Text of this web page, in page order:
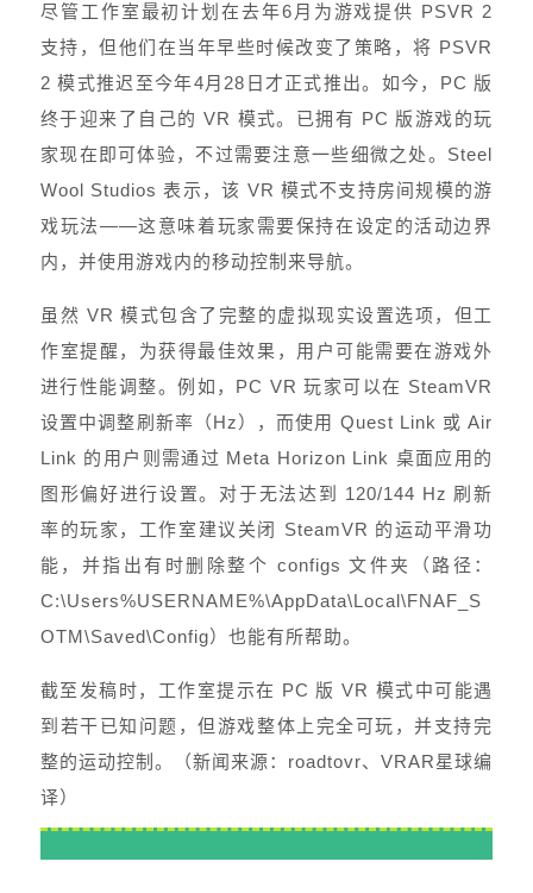
尽管工作室最初计划在去年6月为游戏提供 PSVR 2
支持，但他们在当年早些时候改变了策略，将 PSVR
2 模式推迟至今年4月28日才正式推出。如今，PC 版
终于迎来了自己的 VR 模式。已拥有 PC 版游戏的玩
家现在即可体验，不过需要注意一些细微之处。Steel
Wool Studios 表示，该 VR 模式不支持房间规模的游
戏玩法——这意味着玩家需要保持在设定的活动边界
内，并使用游戏内的移动控制来导航。
虽然 VR 模式包含了完整的虚拟现实设置选项，但工
作室提醒，为获得最佳效果，用户可能需要在游戏外
进行性能调整。例如，PC VR 玩家可以在 SteamVR
设置中调整刷新率（Hz），而使用 Quest Link 或 Air
Link 的用户则需通过 Meta Horizon Link 桌面应用的
图形偏好进行设置。对于无法达到 120/144 Hz 刷新
率的玩家，工作室建议关闭 SteamVR 的运动平滑功
能，并指出有时删除整个 configs 文件夹（路径：
C:\Users%USERNAME%\AppData\Local\FNAF_S
OTM\Saved\Config）也能有所帮助。
截至发稿时，工作室提示在 PC 版 VR 模式中可能遇
到若干已知问题，但游戏整体上完全可玩，并支持完
整的运动控制。（新闻来源：roadtovr、VRAR星球编
译）